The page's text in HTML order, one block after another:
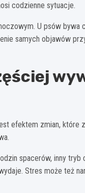
codzienne sytuacje.
U psów bywa
samych objawów
efektem zmian, które
spacerów, inny
Stres może też